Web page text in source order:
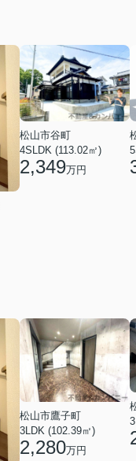
松山市谷町
4SLDK (113.02㎡)
2,349万円
松山市鷹子町
3LDK (102.39㎡)
2,280万円